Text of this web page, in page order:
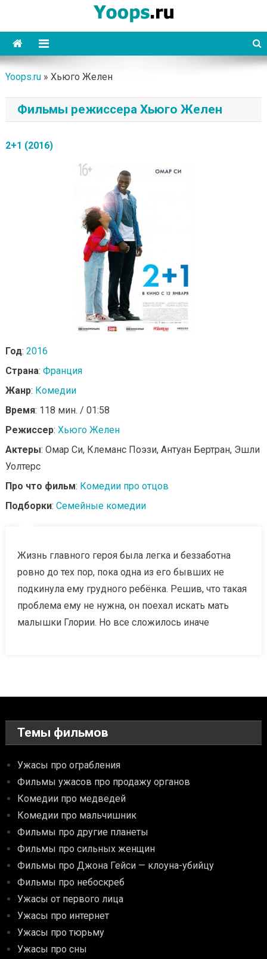
content
Yoops
Yoops.ru» Хьюго Желен
Фильмы режиссера Хьюго Желен
2+1 (2016)
Год: 2016
Страна: Франция
Жанр: Комедии
Время: 118 мин. / 01:58
Режиссер: Хьюго Желен
Актеры: Омар Си, Клеманс Поэзи, Антуан Бертран, Эшли
Уолтерс
Про что фильм: Комедии про отцов
Подборки: Семейные комедии
Жизнь главного героя была легка и беззаботна
ровно до тех пор, пока одна из его бывших не
подкинула ему грудного ребёнка. Решив, что такая
проблема ему не нужна, он поехал искать мать
малышки Глории. Но все сложилось иначе
Темы фильмов
Ужасы про ограбления
Фильмы ужасов про продажу органов
Комедии про медведей
Комедии про мальчишник
Фильмы про другие планеты
Фильмы про сильных женщин
Фильмы про Джона Гейси — клоуна-убийцу
Фильмы про небоскреб
Ужасы от первого лица
Ужасы про интернет
Ужасы про тюрьму
Ужасы про сны